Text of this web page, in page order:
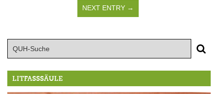
NEXT ENTRY →
LITFASSSÄULE